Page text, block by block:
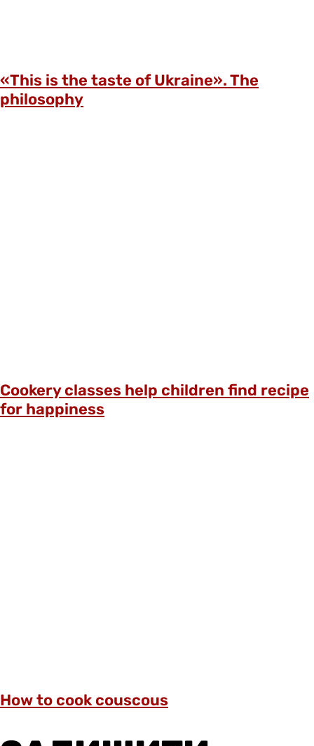
«This is the taste of Ukraine». The
philosophy
Cookery classes help children find recipe
for happiness
How to cook couscous